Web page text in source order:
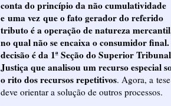
conta do princípio da não cumulatividade
e uma vez que o fato gerador do referido
tributo é a operação de natureza
no qual não se encaixa o consumidor
decisão é da 1ª Seção do Superior
Justiça que analisou um recurso especial
o rito dos recursos repetitivos. Agora, a tese
deve orientar a solução de outros processos.